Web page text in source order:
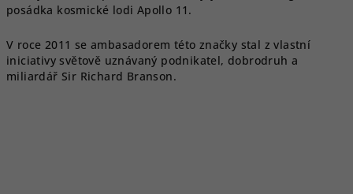
posádka kosmické lodi Apollo 11.
V roce 2011 se ambasadorem této značky stal z vlastní
iniciativy světově uznávaný podnikatel, dobrodruh a
miliardář Sir Richard Branson.